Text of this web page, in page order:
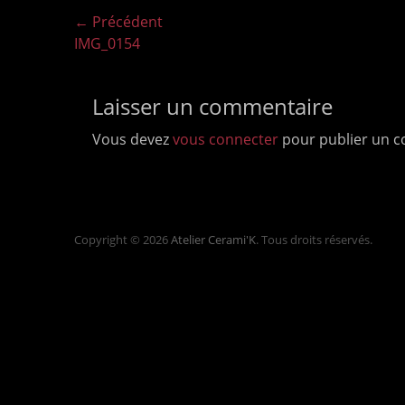
Navigation
de
← Précédent
Article
IMG_0154
Laisser un commentaire
Vous devezvous connecter pour publier un
Copyright © 2026Atelier Cerami'K. Tous droits réservés.